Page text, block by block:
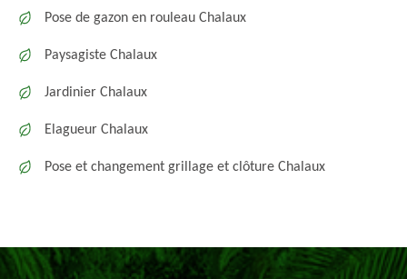
Pose de gazon en rouleau Chalaux
Paysagiste Chalaux
Jardinier Chalaux
Elagueur Chalaux
Pose et changement grillage et clôture Chalaux